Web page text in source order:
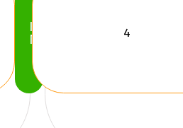
Köp
Nu